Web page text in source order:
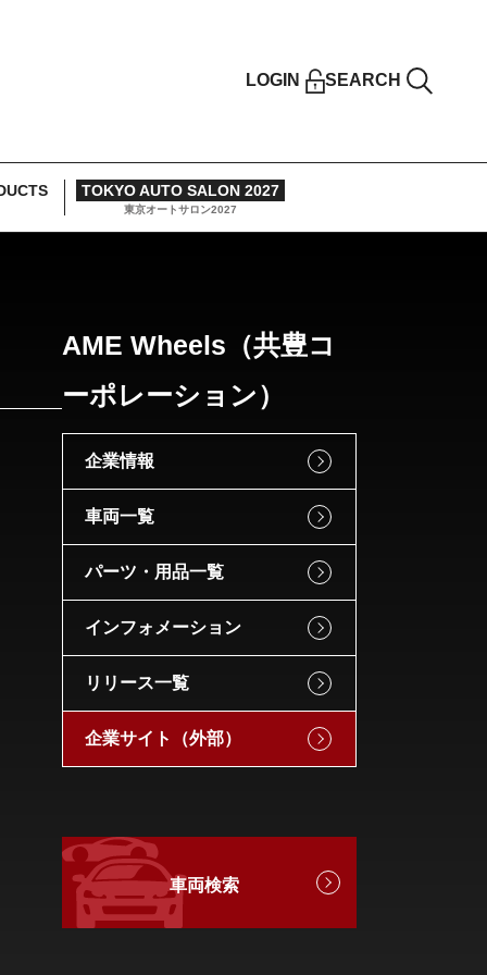
LOGIN SEARCH
TOKYO AUTO SALON 2027
東京オートサロン2027
AME Wheels（共豊コ
ーポレーション）
企業情報
車両一覧
パーツ・用品一覧
インフォメーション
リリース一覧
企業サイト（外部）
車両検索